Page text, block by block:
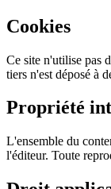
Cookies
Ce site n'utilise pas
tiers n'est déposé à
Propriété
L'ensemble du
l'éditeur. Toute